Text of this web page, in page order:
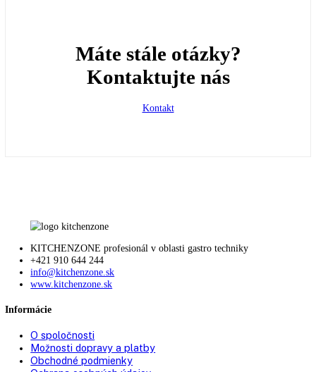
KITCHENZONE profesionál v oblasti gastro techniky
+421 910 644 244